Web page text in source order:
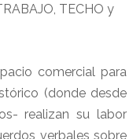
TECHO y
comercial para
(donde desde
realizan su labor
verbales sobre